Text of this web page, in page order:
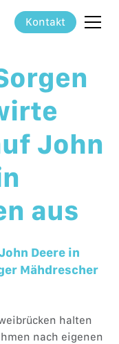
Kontakt
John
aus
Deere in
Mähdrescher
halten
nach eigenen